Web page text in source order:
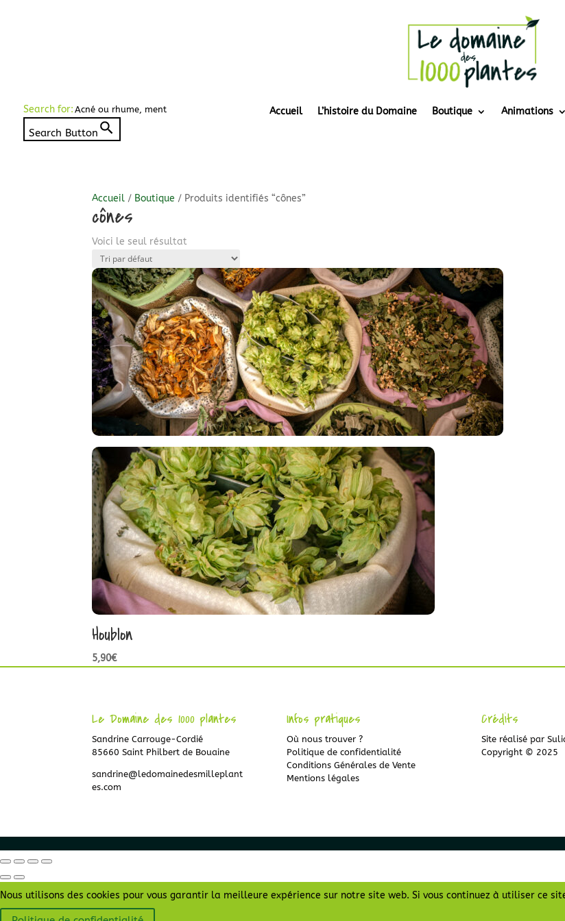
Search for:
Search Button
Accueil L’histoire du Domaine Boutique Animations
Accueil / Boutique / Produits identifiés “cônes”
cônes
Voici le seul résultat
Houblon
5,90€
Le Domaine des 1000 plantes
Sandrine Carrouge-Cordié
85660 Saint Philbert de Bouaine
sandrine@ledomainedesmilleplant
es.com
Infos pratiques
Où nous trouver ?
Politique de confidentialité
Conditions Générales de Vente
Mentions légales
Crédits
Site réalisé par
Copyright © 2025
Nous utilisons des cookies pour vous garantir la meilleure expérience sur notre site web. Si vous continuez à utiliser ce